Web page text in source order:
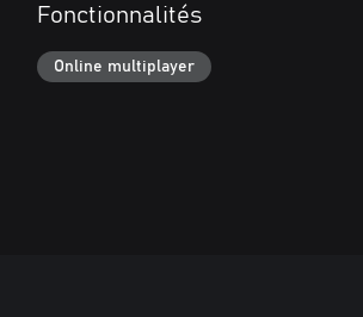
Fonctionnalités
Online multiplayer